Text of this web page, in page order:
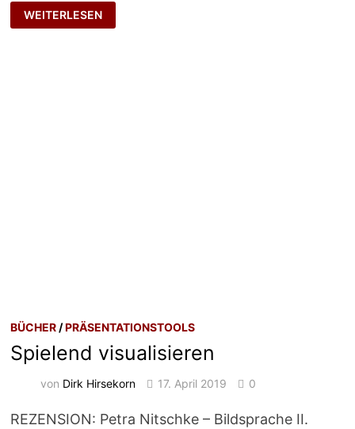
PROFESSIONELLE
VISUALISIERUNGEN
WEITERLESEN
BÜCHER /PRÄSENTATIONSTOOLS
Spielend visualisieren
von Dirk Hirsekorn 17. April 2019 0
REZENSION: Petra Nitschke – Bildsprache II.